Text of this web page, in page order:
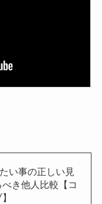
い事の正しい見
き他人比較【コ